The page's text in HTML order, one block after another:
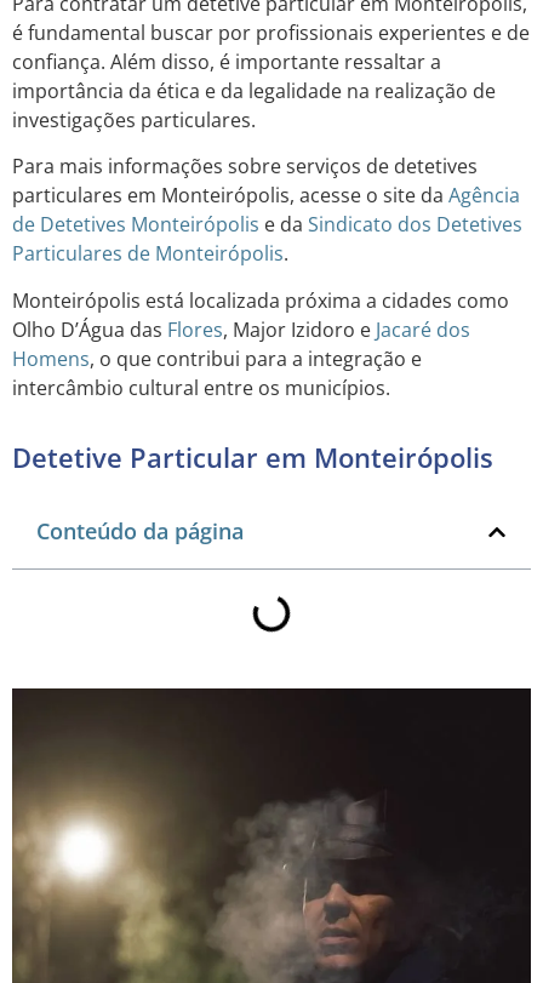
é fundamental buscar por profissionais experientes e de
confiança. Além disso, é importante ressaltar a
importância da ética e da legalidade na realização de
investigações particulares.
Para mais informações sobre serviços de detetives
particulares em Monteirópolis, acesse o site da Agência
de Detetives Monteirópolis e da Sindicato dos Detetives
Particulares de Monteirópolis.
Monteirópolis está localizada próxima a cidades como
Olho D’Água das Flores, Major Izidoro e Jacaré dos
Homens, o que contribui para a integração e
intercâmbio cultural entre os municípios.
Detetive Particular em Monteirópolis
Conteúdo da página